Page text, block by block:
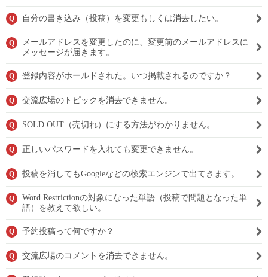
Q 自分の書き込み（投稿）を変更もしくは消去したい。
Q
メールアドレスを変更したのに、変更前のメールアドレスに
メッセージが届きます。
Q 登録内容がホールドされた。いつ掲載されるのですか？
Q 交流広場のトピックを消去できません。
Q SOLD OUT（売切れ）にする方法がわかりません。
Q 正しいパスワードを入れても変更できません。
Q 投稿を消してもGoogleなどの検索エンジンで出てきます。
Q
Word Restrictionの対象になった単語（投稿で問題となった単
語）を教えて欲しい。
Q 予約投稿って何ですか？
Q 交流広場のコメントを消去できません。